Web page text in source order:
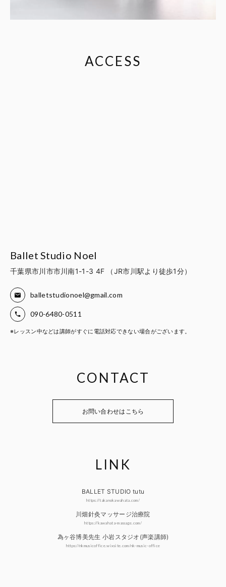
ACCESS
Ballet Studio Noel
千葉県市川市市川南1-1-3 4F （JR市川駅より徒歩1分）
balletstudionoel@gmail.com
090-6480-0511
※レッスン中などは講師がすぐに電話対応できない場合がございます。
CONTACT
お問い合わせはこちら
LINK
BALLET STUDIO tutu
https://takanokawahata.com/
川畑針灸マッサージ治療院
https://kawahata-massage.com/
為ヶ谷博美先生 小岩スタジオ(声楽講師)
https://nkmusicoffice.wixsite.com/nk-music-office